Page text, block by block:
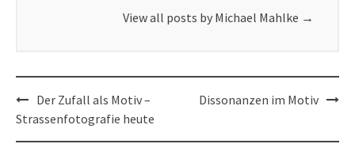
View all posts by Michael Mahlke →
Post
navigation
Der Zufall als Motiv –
Strassenfotografie heute
Dissonanzen im Motiv